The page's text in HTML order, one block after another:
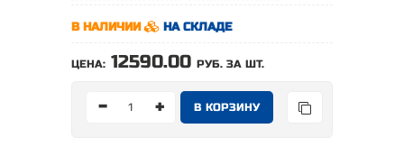
В НАЛИЧИИ НА СКЛАДЕ
ЦЕНА: 12590.00 РУБ. ЗА ШТ.
- +